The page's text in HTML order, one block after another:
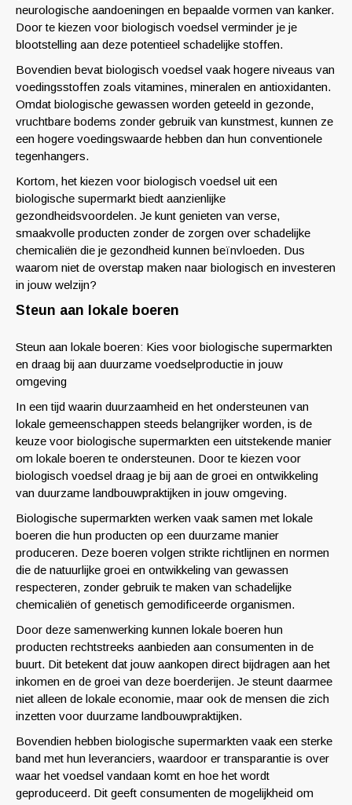
neurologische aandoeningen en bepaalde vormen van kanker.
Door te kiezen voor biologisch voedsel verminder je je
blootstelling aan deze potentieel schadelijke stoffen.
Bovendien bevat biologisch voedsel vaak hogere niveaus van
voedingsstoffen zoals vitamines, mineralen en antioxidanten.
Omdat biologische gewassen worden geteeld in gezonde,
vruchtbare bodems zonder gebruik van kunstmest, kunnen ze
een hogere voedingswaarde hebben dan hun conventionele
tegenhangers.
Kortom, het kiezen voor biologisch voedsel uit een
biologische supermarkt biedt aanzienlijke
gezondheidsvoordelen. Je kunt genieten van verse,
smaakvolle producten zonder de zorgen over schadelijke
chemicaliën die je gezondheid kunnen beïnvloeden. Dus
waarom niet de overstap maken naar biologisch en investeren
in jouw welzijn?
Steun aan lokale boeren
Steun aan lokale boeren: Kies voor biologische supermarkten
en draag bij aan duurzame voedselproductie in jouw
omgeving
In een tijd waarin duurzaamheid en het ondersteunen van
lokale gemeenschappen steeds belangrijker worden, is de
keuze voor biologische supermarkten een uitstekende manier
om lokale boeren te ondersteunen. Door te kiezen voor
biologisch voedsel draag je bij aan de groei en ontwikkeling
van duurzame landbouwpraktijken in jouw omgeving.
Biologische supermarkten werken vaak samen met lokale
boeren die hun producten op een duurzame manier
produceren. Deze boeren volgen strikte richtlijnen en normen
die de natuurlijke groei en ontwikkeling van gewassen
respecteren, zonder gebruik te maken van schadelijke
chemicaliën of genetisch gemodificeerde organismen.
Door deze samenwerking kunnen lokale boeren hun
producten rechtstreeks aanbieden aan consumenten in de
buurt. Dit betekent dat jouw aankopen direct bijdragen aan het
inkomen en de groei van deze boerderijen. Je steunt daarmee
niet alleen de lokale economie, maar ook de mensen die zich
inzetten voor duurzame landbouwpraktijken.
Bovendien hebben biologische supermarkten vaak een sterke
band met hun leveranciers, waardoor er transparantie is over
waar het voedsel vandaan komt en hoe het wordt
geproduceerd. Dit geeft consumenten de mogelijkheid om